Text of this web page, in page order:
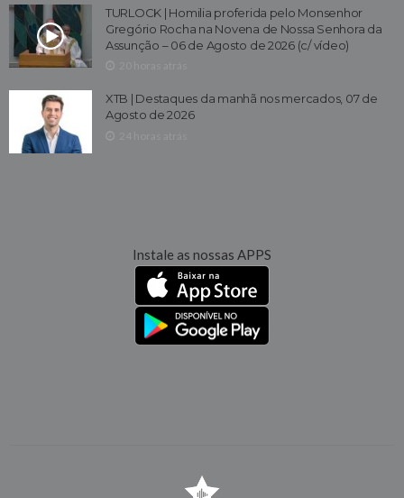
TURLOCK | Homilia proferida pelo Monsenhor
Gregório Rocha na Novena de Nossa Senhora da
Assunção – 06 de Agosto de 2026 (c/ vídeo)
XTB | Destaques da manhã nos mercados, 07 de
Agosto de 2026
Instale as nossas APPS